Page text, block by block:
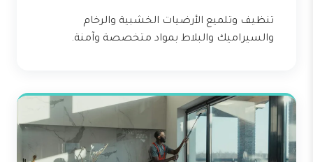
تنظيف وتلميع الأرضيات الخشبية والرخام
والسيراميك والبلاط بمواد متخصصة وآمنة.